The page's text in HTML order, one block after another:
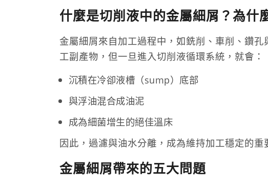
什麼是切削液中的金屬細屑？為什
金屬細屑來自加工過程中，如銑削、車削、鑽
工副產物，但一旦進入切削液循環系統，就會：
沉積在冷卻液槽（sump）底部
與浮油混合成油泥
成為細菌增生的絕佳溫床
因此，過濾與油水分離，成為維持加工穩定的重
金屬細屑帶來的五大問題